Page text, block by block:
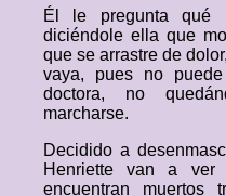
Él le pregunta
diciéndole ella que
que se arrastre de
vaya, pues no
doctora, no
marcharse.
Decidido a
Henriette van a
encuentran muertos